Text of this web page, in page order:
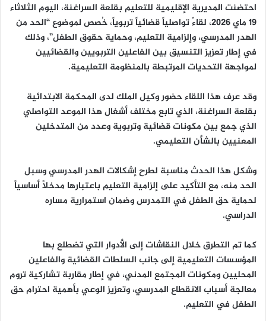
احتضنت المديرية الإقليمية للتعليم بقلعة السراغنة، اليوم الثلاثاء
19 ماي 2026، لقاءً تواصلياً قضائياً تربوياً، خُصص لموضوع “الحد من
الهدر المدرسي، وإلزامية التعليم، وحماية حقوق الطفل”، وذلك
في إطار تعزيز التنسيق بين الفاعلين التربويين والقضائيين
لمواجهة التحديات المرتبطة بالمنظومة التعليمية.
وقد عرف هذا اللقاء حضور وكيل الملك لدى المحكمة الابتدائية
بقلعة السراغنة، الذي تابع مختلف أشغال هذا الموعد التواصلي
الذي جمع بين مكونات قضائية وتربوية وعدد من المتدخلين
المعنيين بالشأن التعليمي.
وشكل هذا الحدث مناسبة لطرح إشكالات الهدر المدرسي وسبل
الحد منه، مع التأكيد على إلزامية التعليم باعتبارها مدخلاً أساسياً
لحماية حق الطفل في التمدرس وضمان استمرارية مساره
الدراسي.
كما تم التطرق خلال النقاشات إلى الأدوار التي تضطلع بها
المؤسسات التعليمية إلى جانب السلطات القضائية والفاعلين
المحليين ومكونات المجتمع المدني، في إطار مقاربة تشاركية تروم
معالجة أسباب الانقطاع المدرسي، وتعزيز الوعي بأهمية احترام حق
الطفل في التعليم.